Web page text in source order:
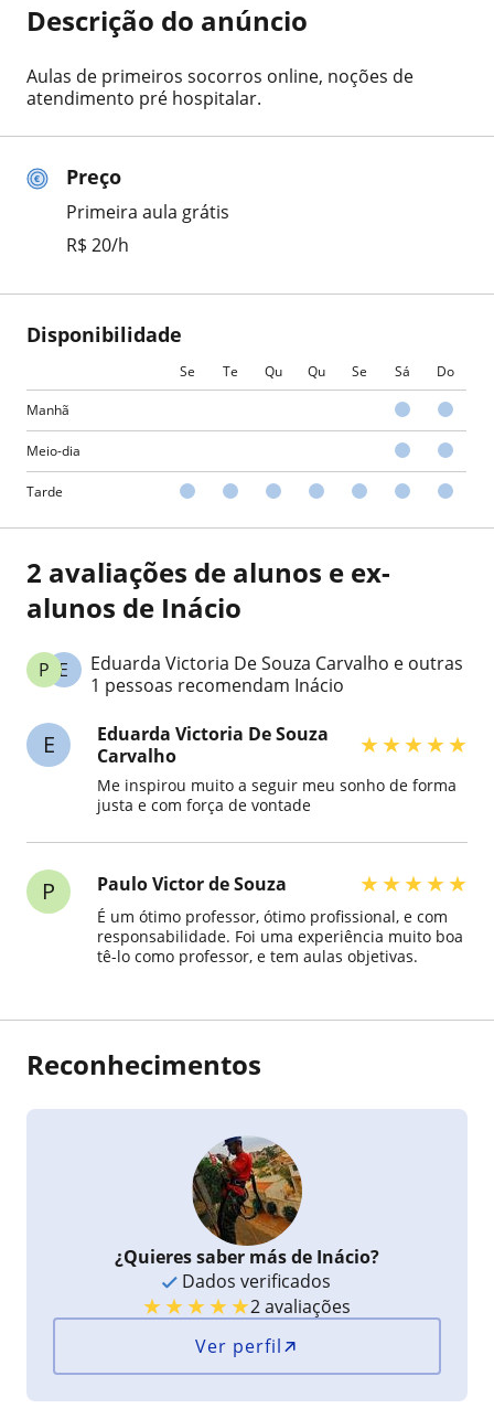
Preço
Primeira aula grátis
R$ 20/h
Disponibilidade
Se Te Qu Qu Se Sá Do
Manhã
Meio-dia
Tarde
Descrição do anúncio
Aulas de primeiros socorros online, noções de
atendimento pré hospitalar.
2 avaliações de alunos e ex-
alunos de Inácio
E
P
Eduarda Victoria De Souza Carvalho e outras
1 pessoas recomendam Inácio
E
Eduarda Victoria De Souza
Carvalho
★★★★★
Me inspirou muito a seguir meu sonho de forma
justa e com força de vontade
P Paulo Victor de Souza ★★★★★
É um ótimo professor, ótimo profissional, e com
responsabilidade. Foi uma experiência muito boa
tê-lo como professor, e tem aulas objetivas.
Reconhecimentos
¿Quieres saber más de Inácio?
Dados verificados
★★★★★2 avaliações
Ver perfil